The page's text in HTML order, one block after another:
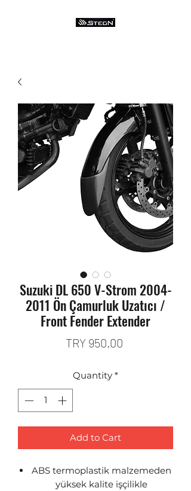
Suzuki DL 650 V-Strom 2004-
2011 Ön Çamurluk Uzatıcı /
Front Fender Extender
TRY 950.00Price
Quantity *
Add to Cart
ABS termoplastik malzemeden
yüksek kalite işçilikle